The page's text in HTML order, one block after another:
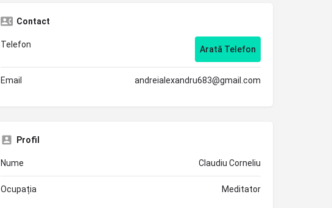
Contact
Telefon Arată Telefon
Email andreialexandru683@gmail.com
Profil
Nume Claudiu Corneliu
Ocupația Meditator